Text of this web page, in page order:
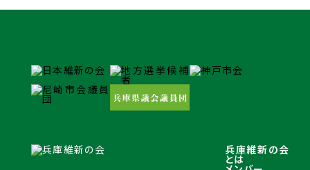
兵庫維新の会
とは